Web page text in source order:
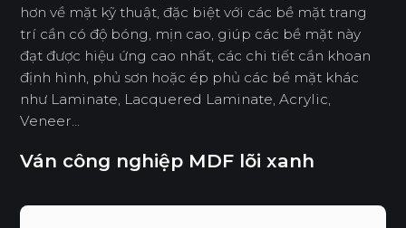
hơn về mặt kỹ thuật, đặc biệt với các bề mặt trang
trí cần có độ bóng, mịn cao, giúp các bề mặt này
đạt được hiệu ứng cao nhất, các chi tiết cần khoan
định hình, phủ sơn hoặc ép phủ các bề mặt khác
như Laminate, Lacquered Laminate, Acrylic,
Veneer...
Ván công nghiệp MDF lõi xanh